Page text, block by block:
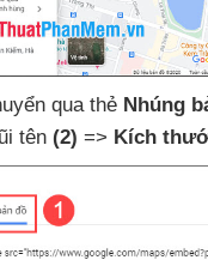
qua thẻ Nhúng
tên (2) => Kích